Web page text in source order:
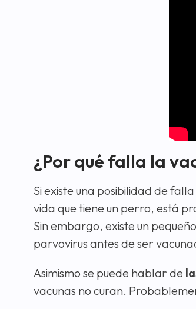
¿Por qué falla la
Si existe una posibilidad de
vida que tiene un perro, está
Sin embargo, existe un
parvovirus antes de ser
Asimismo se puede hablar de
vacunas no curan.